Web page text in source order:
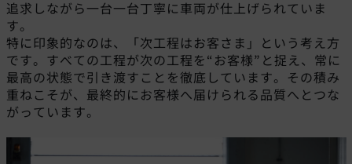
追求しながら一台一台丁寧に車両が仕上げられていま
す。
特に印象的なのは、「次工程はお客さま」という考え方
です。すべての工程が次の工程を“お客様”と捉え、常に
最高の状態で引き渡すことを徹底しています。その積み
重ねこそが、最終的にお客様へ届けられる品質へとつな
がっています。